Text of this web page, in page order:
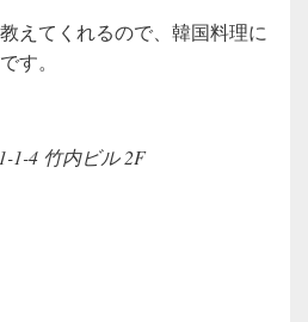
えてくれるので、韓国料理に
す。
1-4 竹内ビル 2F